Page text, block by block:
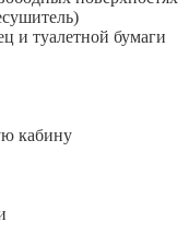
и туалетной бумаги
кабину